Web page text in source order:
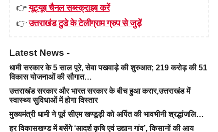
👉यूट्यूब चैनल सब्स्क्राइब करें
👉उत्तराखंड टुडे के टेलीग्राम ग्रुप से जुड़ें
Latest News -
धामी सरकार के 5 साल पूरे, सेवा पखवाड़े की शुरुआत; 219 करोड़ की 51
विकास योजनाओं की सौगात…
उत्तराखंड सरकार और भारत सरकार के बीच हुआ करार,उत्तराखंड में
स्वास्थ्य सुविधाओं में होगा विस्तार
मुख्यमंत्री धामी ने पूर्व सीएम खण्डूड़ी को अर्पित की भावभीनी श्रद्धांजलि…
हर विकासखण्ड में बसेंगे ‘आदर्श कृषि एवं उद्यान गांव’, किसानों की आय